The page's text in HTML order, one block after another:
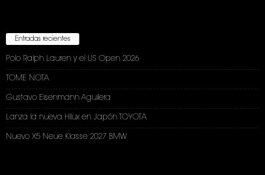
Entradas recientes
Polo Ralph Lauren y el US Open 2026
TOME NOTA
Gustavo Eisenmann Aguilera
Lanza la nueva Hilux en Japón TOYOTA
Nuevo X5 Neue Klasse 2027 BMW